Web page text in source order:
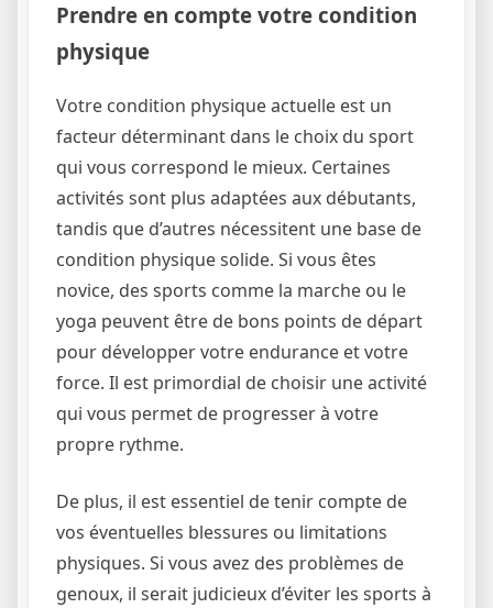
Prendre en compte votre condition
physique
Votre condition physique actuelle est un
facteur déterminant dans le choix du sport
qui vous correspond le mieux. Certaines
activités sont plus adaptées aux débutants,
tandis que d’autres nécessitent une base de
condition physique solide. Si vous êtes
novice, des sports comme la marche ou le
yoga peuvent être de bons points de départ
pour développer votre endurance et votre
force. Il est primordial de choisir une activité
qui vous permet de progresser à votre
propre rythme.
De plus, il est essentiel de tenir compte de
vos éventuelles blessures ou limitations
physiques. Si vous avez des problèmes de
genoux, il serait judicieux d’éviter les sports à